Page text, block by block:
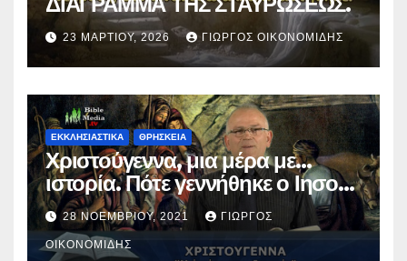
23 ΜΑΡΤΊΟΥ, 2026 ΓΙΏΡΓΟΣ ΟΙΚΟΝΟΜΊΔΗΣ
ΕΚΚΛΗΣΙΑΣΤΙΚΑ ΘΡΗΣΚΕΙΑ
Χριστούγεννα, μια μέρα με…
ιστορία. Πότε γεννήθηκε ο Ιησούς
Χριστός; (Βίντεο).
28 ΝΟΕΜΒΡΊΟΥ, 2021 ΓΙΏΡΓΟΣ
ΟΙΚΟΝΟΜΊΔΗΣ